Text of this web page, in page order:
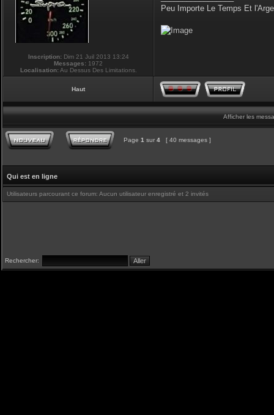
Inscription:Dim 21 Juil 2013 13:24
Messages: 1972
Localisation:Au Dessus Des Limitations.
Peu Importe Le Temps Et
Haut
Afficher les
Page 1 sur 4 [ 40 messages ]
Qui est en ligne
Utilisateurs parcourant ce forum: Aucun utilisateur enregistré et 2 invités
Rechercher: